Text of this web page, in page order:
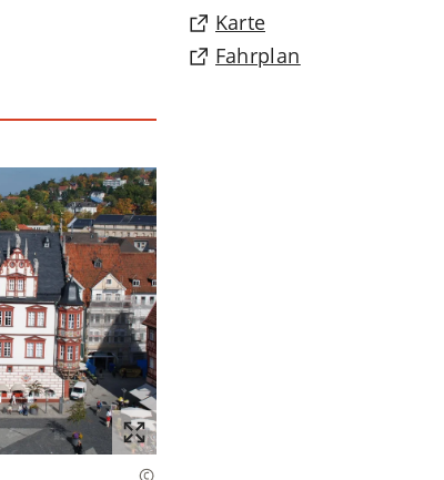
Karte
(Öffnet
in Fahrplan
(Öffnet